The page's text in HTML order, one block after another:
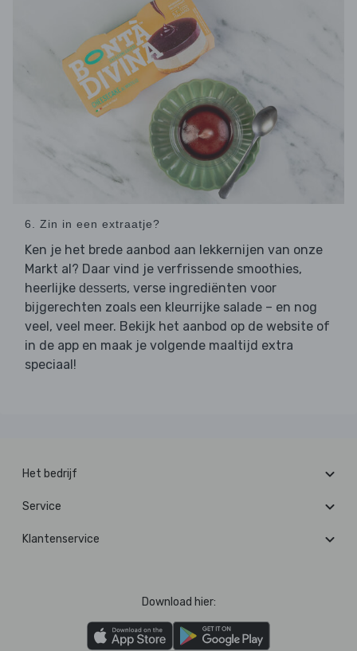
6. Zin in een extraatje?
Ken je het brede aanbod aan lekkernijen van onze
Markt al? Daar vind je verfrissende smoothies,
heerlijke desserts, verse ingrediënten voor
bijgerechten zoals een kleurrijke salade – en nog
veel, veel meer. Bekijk het aanbod op de website of
in de app en maak je volgende maaltijd extra
speciaal!
Het bedrijf
Service
Klantenservice
Download hier: